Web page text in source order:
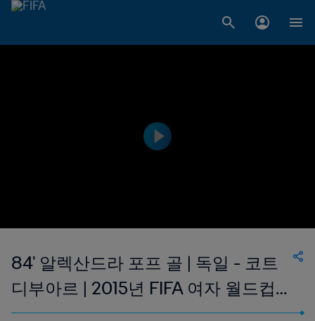
84' 알렉산드라 포프 골 | 독일 - 코트
디부아르 | 2015년 FIFA 여자 월드컵
캐나다